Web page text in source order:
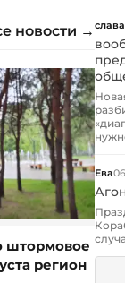
новости →
штормовое
регион
слава
Ева